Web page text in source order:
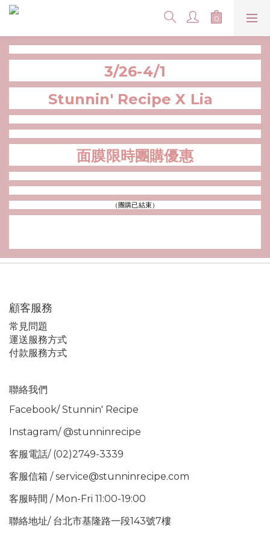
3/26-4/1
Stunnin' Recipe X Lia
面膜限時團購優惠
（團購已結束）
顧客服務
常見問題
運送服務方式
付款服務方式
聯絡我們
Facebook/ Stunnin' Recipe
Instagram/ @stunninrecipe
客服電話/ (02)2749-3339
客服信箱 / service@stunninrecipe.com
客服時間 / Mon-Fri 11:00-19:00
聯絡地址/ 台北市基隆路一段143號7樓